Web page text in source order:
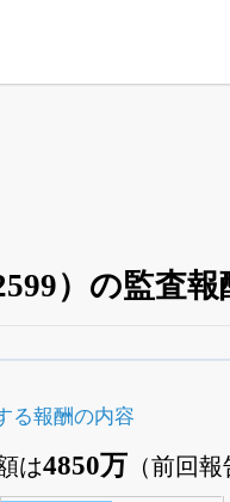
）の監査報
はじめる
株版の先行利用も
る報酬の内容
は4850万 （前回